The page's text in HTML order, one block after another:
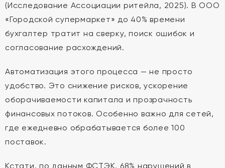
(Исследование Ассоциации ритейла, 2025). В ООО
«Городской супермаркет» до 40% времени
бухгалтер тратит на сверку, поиск ошибок и
согласование расхождений.
Автоматизация этого процесса — не просто
удобство. Это снижение рисков, ускорение
оборачиваемости капитала и прозрачность
финансовых потоков. Особенно важно для сетей,
где ежедневно обрабатывается более 100
поставок.
Кстати, по данным ФСТЭК, 68% нарушений в